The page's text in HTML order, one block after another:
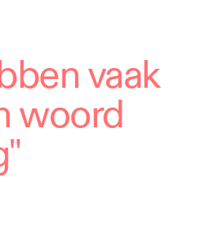
vaak
woord